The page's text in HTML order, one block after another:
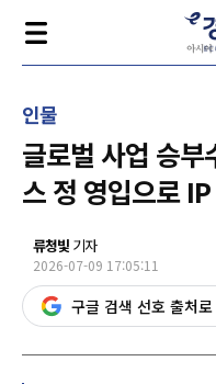
인물
글로벌 사업 승
스 정 영입으로
류청빛 기자
2026-07-09 17:05:11
구글 검색 선호 출처